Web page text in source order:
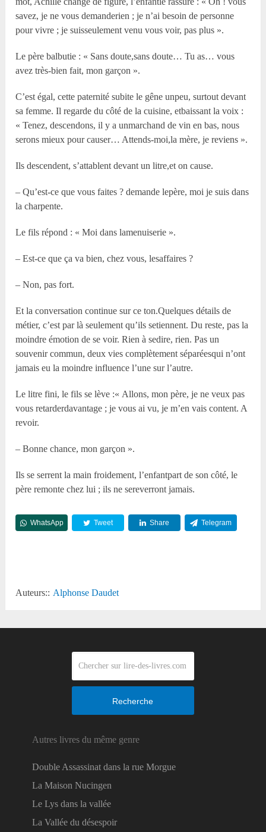
savez, je ne vous demanderien ; je n’ai besoin de personne
pour vivre ; je suisseulement venu vous voir, pas plus ».
Le père balbutie : « Sans doute,sans doute… Tu as… vous
avez très-bien fait, mon garçon ».
C’est égal, cette paternité subite le gêne unpeu, surtout devant
sa femme. Il regarde du côté de la cuisine, etbaissant la voix :
« Tenez, descendons, il y a unmarchand de vin en bas, nous
serons mieux pour causer… Attends-moi,la mère, je reviens ».
Ils descendent, s’attablent devant un litre,et on cause.
– Qu’est-ce que vous faites ? demande lepère, moi je suis dans
la charpente.
Le fils répond : « Moi dans lamenuiserie ».
– Est-ce que ça va bien, chez vous, lesaffaires ?
– Non, pas fort.
Et la conversation continue sur ce ton.Quelques détails de
métier, c’est par là seulement qu’ils setiennent. Du reste, pas la
moindre émotion de se voir. Rien à sedire, rien. Pas un
souvenir commun, deux vies complètement séparéesqui n’ont
jamais eu la moindre influence l’une sur l’autre.
Le litre fini, le fils se lève :« Allons, mon père, je ne veux pas
vous retarderdavantage ; je vous ai vu, je m’en vais content. A
revoir.
– Bonne chance, mon garçon ».
Ils se serrent la main froidement, l’enfantpart de son côté, le
père remonte chez lui ; ils ne sereverront jamais.
WhatsApp Tweet Share Telegram
Auteurs:: Alphonse Daudet
Recherche
Autres livres du même genre
Double Assassinat dans la rue Morgue
La Maison Nucingen
Le Lys dans la vallée
La Vallée du désespoir